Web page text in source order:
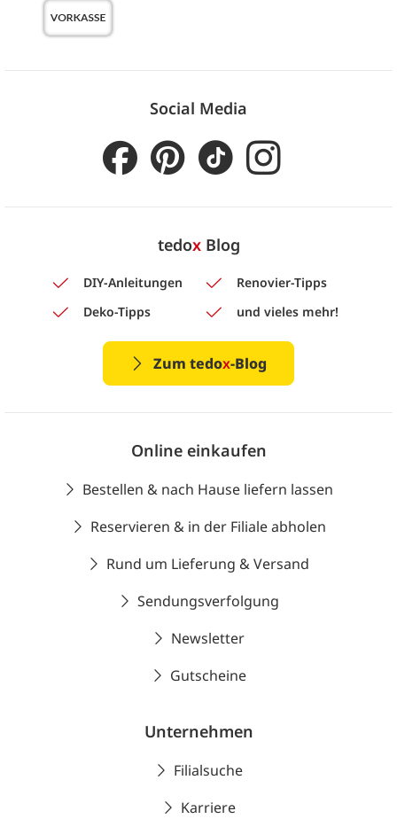
Social Media
tedoxBlog
DIY-Anleitungen
Renovier-Tipps
Deko-Tipps
und vieles mehr!
Zum tedox-Blog
Online einkaufen
Bestellen & nach Hause liefern lassen
Reservieren & in der Filiale abholen
Rund um Lieferung & Versand
Sendungsverfolgung
Newsletter
Gutscheine
Unternehmen
Filialsuche
Karriere